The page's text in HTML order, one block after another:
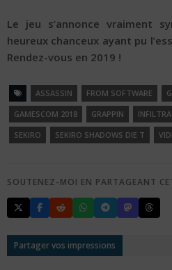
Le jeu s’annonce vraiment
heureux chanceux ayant pu
Rendez-vous en 2019 !
ASSASSIN FROM SOFTWARE
GAMESCOM 2018
GRAPPIN
SEKIRO
SEKIRO SHADOWS DIE T
SOUTENEZ-MOI EN PARTAGEANT
Partager vos impressions